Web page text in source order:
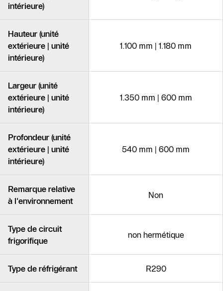
intérieure)
Hauteur (unité
extérieure | unité
intérieure)
1.100 mm | 1.180 mm
Largeur (unité
extérieure | unité
intérieure)
1.350 mm | 600 mm
Profondeur (unité
extérieure | unité
intérieure)
540 mm | 600 mm
Remarque relative
à l'environnement
Non
Type de circuit
frigorifique
non hermétique
Type de réfrigérant R290